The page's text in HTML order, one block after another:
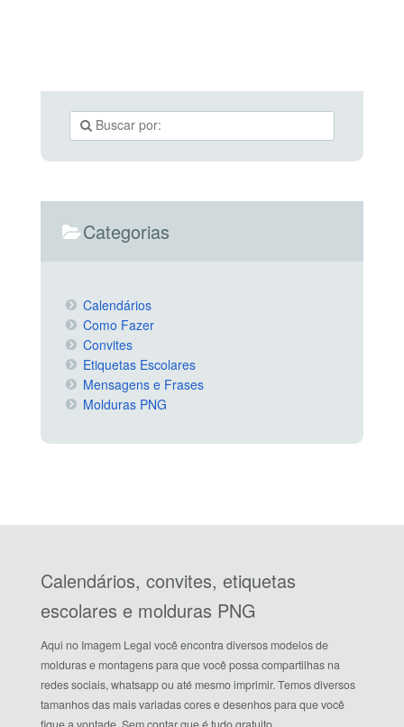
Categorias
Calendários
Como Fazer
Convites
Etiquetas Escolares
Mensagens e Frases
Molduras PNG
Calendários, convites, etiquetas
escolares e molduras PNG
Aqui no Imagem Legal você encontra diversos modelos de
molduras e montagens para que você possa compartilhas na
redes sociais, whatsapp ou até mesmo imprimir. Temos diversos
tamanhos das mais variadas cores e desenhos para que você